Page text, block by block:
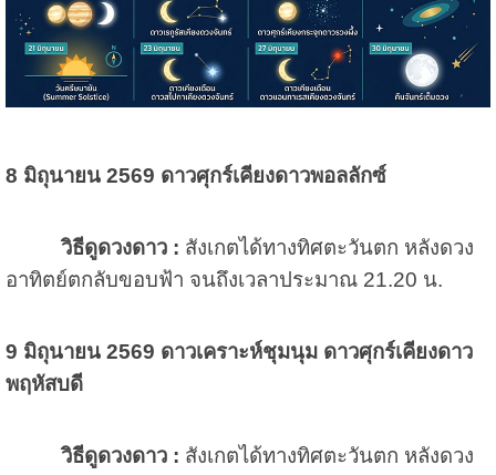
8 มิถุนายน 2569 ดาวศุกร์เคียงดาวพอลลักซ์
วิธีดูดวงดาว : สังเกตได้ทางทิศตะวันตก หลังดวง
อาทิตย์ตกลับขอบฟ้า จนถึงเวลาประมาณ 21.20 น.
9 มิถุนายน 2569 ดาวเคราะห์ชุมนุม ดาวศุกร์เคียงดาว
พฤหัสบดี
วิธีดูดวงดาว : สังเกตได้ทางทิศตะวันตก หลังดวง